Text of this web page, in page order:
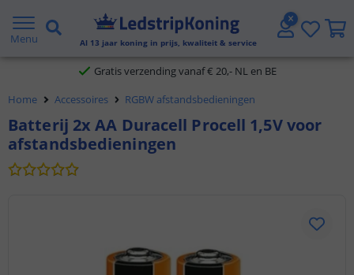
Menu Al 13 jaar koning in prijs, kwaliteit & service
5 jaar garantie
Gratis verzending vanaf € 20,- NL en BE
Klantbeoordeling 9.1
Voor 23:45 uur besteld,
Home Accessoires RGBW afstandsbedieningen
Batterij 2x AA Duracell Procell 1,5V voor
afstandsbedieningen